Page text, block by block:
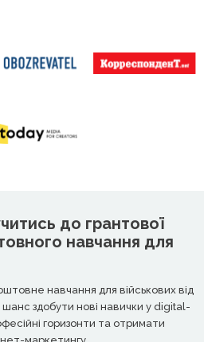
до грантової
навчання для
навчання для військових від
здобути нові навички у digital-
горизонти та отримати